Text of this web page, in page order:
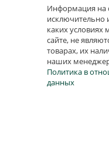
Информация на
исключительно
каких
сайте, не
товарах, их
наших
Политика в
данных